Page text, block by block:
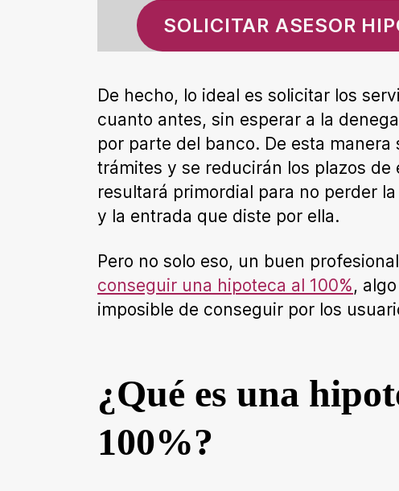
SOLICITAR ASESOR
De hecho, lo ideal es solicitar los
cuanto antes, sin esperar a la
por parte del banco. De esta manera
trámites y se reducirán los plazos de
resultará primordial para no perder
y la entrada que diste por ella.
Pero no solo eso, un buen
conseguir una hipoteca al 100%,
imposible de conseguir por los
¿Qué es una
100%?